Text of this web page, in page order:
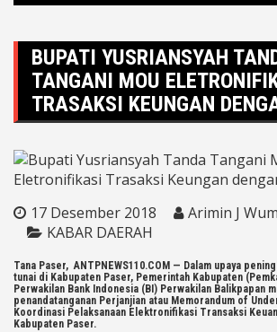
BUPATI YUSRIANSYAH
TANGANI MOU
TRASAKSI KEUNGAN
17 Desember 2018
Arimin J
KABAR DAERAH
Tana Paser, ANTPNEWS110.COM — Dalam upaya
tunai di Kabupaten Paser, Pemerintah Kabupaten
Perwakilan Bank Indonesia (BI) Perwakilan Balikpapan
penandatanganan Perjanjian atau Memorandum of
Koordinasi Pelaksanaan Elektronifikasi Transaksi
Kabupaten Paser.